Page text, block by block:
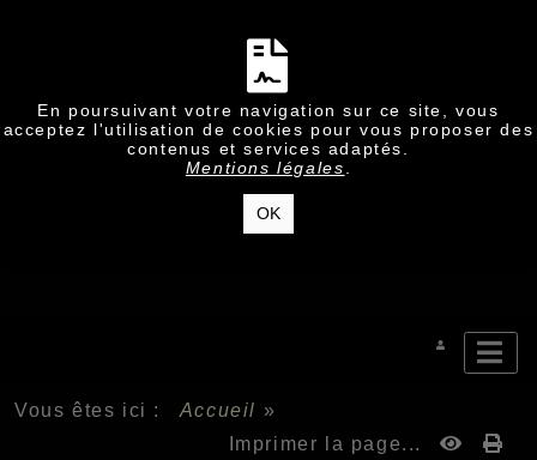
En poursuivant votre navigation sur ce site, vous
acceptez l'utilisation de cookies pour vous proposer des
contenus et services adaptés.
Mentions légales
OK
Vous êtes ici : Accueil »
Imprimer la page...